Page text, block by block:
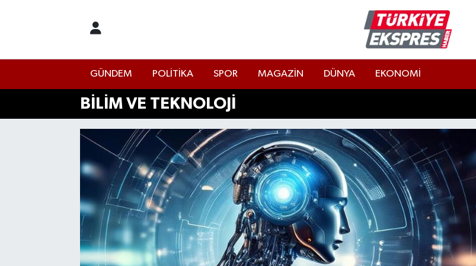
GÜNDEM POLİTİKA SPOR MAGAZİN DÜNYA EKONOMİ
BİLİM VE TEKNOLOJİ
İstanbul Hava Durumu
İstanbul Namaz Vakitleri
İstanbul Trafik Yoğunluk Haritası
Süper Lig Puan Durumu ve Fikstür
Tüm Manşetler
Son Dakika Haberleri
Haber Arşivi